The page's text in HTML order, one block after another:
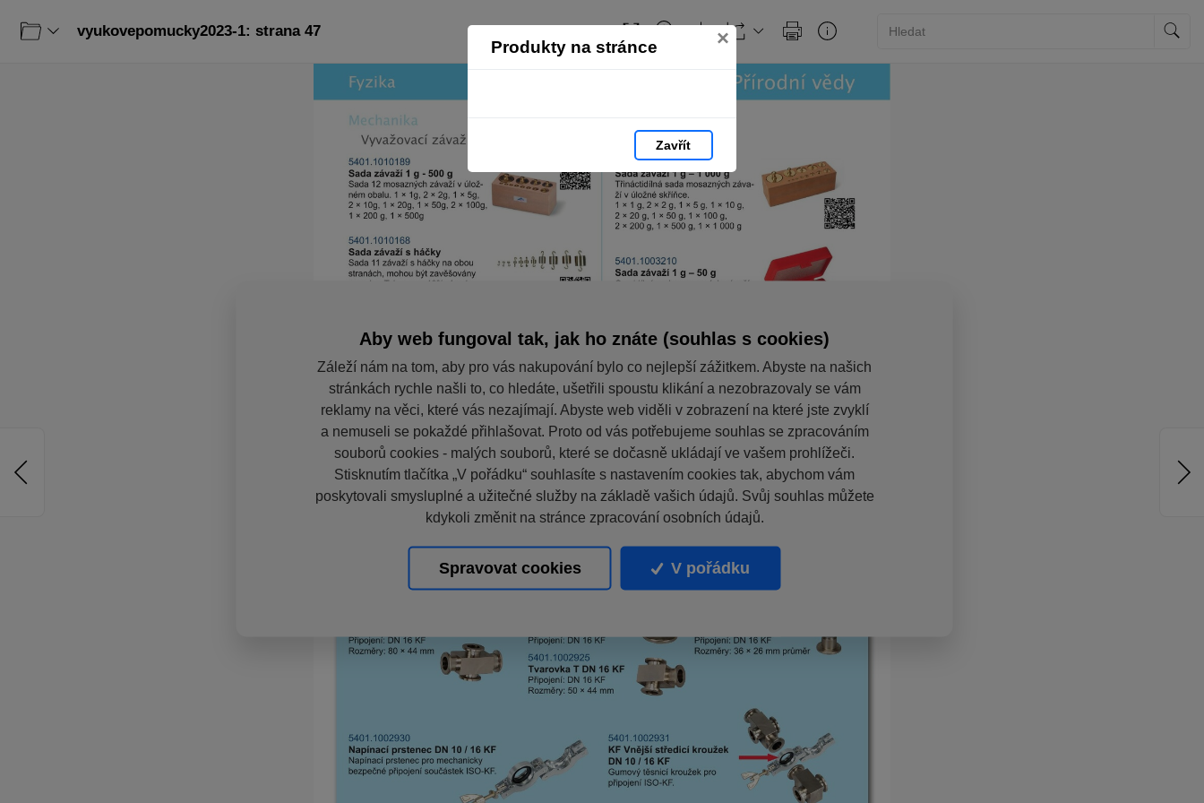
Produkty na stránce ×
Zavřít
vyukovepomucky2023-1: strana 47
Aby web fungoval tak, jak ho znáte (souhlas s cookies)
Záleží nám na tom, aby pro vás nakupování bylo co nejlepší zážitkem. Abyste na našich
stránkách rychle našli to, co hledáte, ušetřili spoustu klikání a nezobrazovaly se vám
reklamy na věci, které vás nezajímají. Abyste web viděli v zobrazení na které jste zvyklí
a nemuseli se pokaždé přihlašovat. Proto od vás potřebujeme souhlas se zpracováním
souborů cookies - malých souborů, které se dočasně ukládají ve vašem prohlížeči.
Stisknutím tlačítka „V pořádku“ souhlasíte s nastavením cookies tak, abychom vám
poskytovali smysluplné a užitečné služby na základě vašich údajů. Svůj souhlas můžete
kdykoli změnit na stránce zpracování osobních údajů.
Spravovat cookies V pořádku